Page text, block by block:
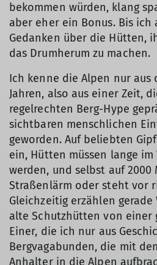
bekommen würden, klang
aber eher ein Bonus. Bis
Gedanken über die Hütten,
das Drumherum zu machen.
Ich kenne die Alpen nur aus
Jahren, also aus einer Zeit,
regelrechten Berg-Hype
sichtbaren menschlichen
geworden. Auf beliebten
ein, Hütten müssen lange im
werden, und selbst auf
Straßenlärm oder steht vor
Gleichzeitig erzählen
alte Schutzhütten von einer
Einer, die ich nur aus
Bergvagabunden, die mit
Anhalter in die Alpen